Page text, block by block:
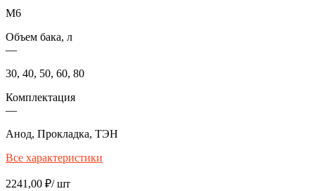
М6
Объем бака, л
—
30, 40, 50, 60, 80
Комплектация
—
Анод, Прокладка, ТЭН
Все характеристики
2241,00 ₽/ шт